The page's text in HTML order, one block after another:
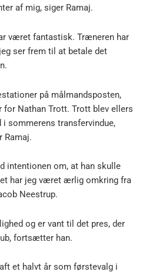
af mig, siger Ramaj.
været fantastisk. Træneren har
ser frem til at betale det
på målmandsposten,
for Nathan Trott. Trott blev ellers
sommerens transfervindue,
Ramaj.
intentionen om, at han skulle
har jeg været ærlig omkring fra
Neestrup.
og er vant til det pres, der
fortsætter han.
et halvt år som førstevalg i